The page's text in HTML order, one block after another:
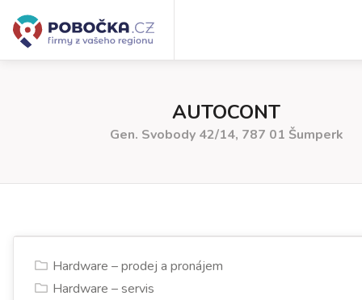
AUTOCONT
Gen. Svobody 42/14, 787 01 Šumperk
Hardware – prodej a pronájem
Hardware – servis